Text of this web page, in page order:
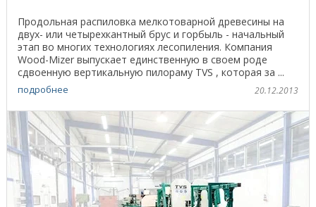
Продольная распиловка мелкотоварной древесины на
двух- или четырехкантный брус и горбыль - начальный
этап во многих технологиях лесопиления. Компания
Wood-Mizer выпускает единственную в своем роде
сдвоенную вертикальную пилораму TVS , которая за ...
подробнее 20.12.2013